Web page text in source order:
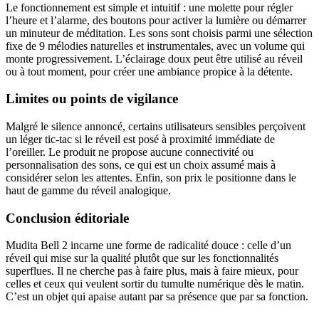
Le fonctionnement est simple et intuitif : une molette pour régler
l’heure et l’alarme, des boutons pour activer la lumière ou démarrer
un minuteur de méditation. Les sons sont choisis parmi une sélection
fixe de 9 mélodies naturelles et instrumentales, avec un volume qui
monte progressivement. L’éclairage doux peut être utilisé au réveil
ou à tout moment, pour créer une ambiance propice à la détente.
Limites ou points de vigilance
Malgré le silence annoncé, certains utilisateurs sensibles perçoivent
un léger tic-tac si le réveil est posé à proximité immédiate de
l’oreiller. Le produit ne propose aucune connectivité ou
personnalisation des sons, ce qui est un choix assumé mais à
considérer selon les attentes. Enfin, son prix le positionne dans le
haut de gamme du réveil analogique.
Conclusion éditoriale
Mudita Bell 2 incarne une forme de radicalité douce : celle d’un
réveil qui mise sur la qualité plutôt que sur les fonctionnalités
superflues. Il ne cherche pas à faire plus, mais à faire mieux, pour
celles et ceux qui veulent sortir du tumulte numérique dès le matin.
C’est un objet qui apaise autant par sa présence que par sa fonction.